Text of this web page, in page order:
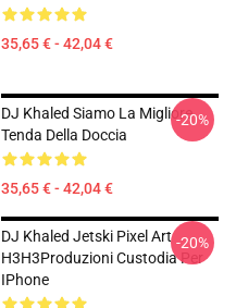
35,65 € - 42,04 €
DJ Khaled Siamo La Migliore
Tenda Della Doccia
35,65 € - 42,04 €
-20%
DJ Khaled Jetski Pixel Art
H3H3Produzioni Custodia Per
IPhone
-20%